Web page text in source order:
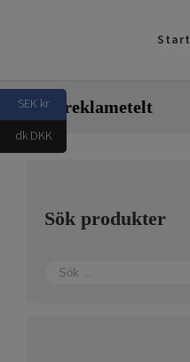
Start
Sort reklametelt
Sök produkter
SEK kr
dk DKK